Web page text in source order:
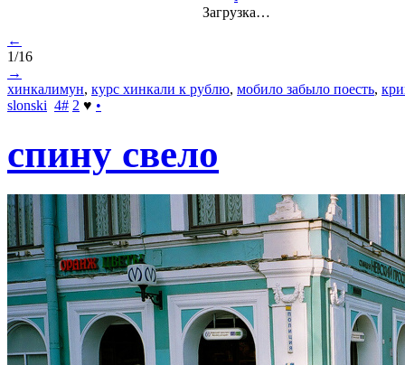
Загрузка…
←
1/16
→
хинкалимун, курс хинкали к рублю, мобило забыло поесть,
slonski 4# 2 ♥ •
спину свело